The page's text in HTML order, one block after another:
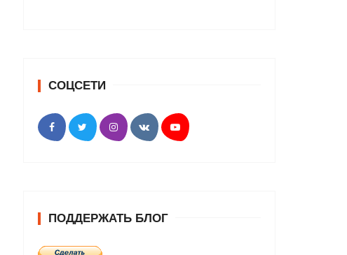
СОЦСЕТИ
ПОДДЕРЖАТЬ БЛОГ